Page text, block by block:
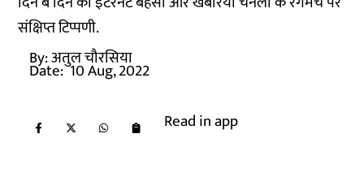
संक्षिप्त टिप्पणी.
By:अतुल चौरसिया
Date: 10 Aug, 2022
Read in app